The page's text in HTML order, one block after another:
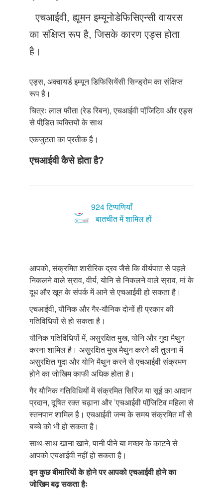
संपर्क करें
एचआईवी, ह्यूमन इम्यूनोडेफिसिएन्सी वायरस
का संक्षिप्त रूप है, जिसके कारण एड्स होता
है।
एड्स, अक्वायर्ड इम्यून डिफिसियेंसी सिन्ड्रोम का संक्षिप्त
रूप है।
चित्रः लाल फीता (रेड रिबन), एचआईवी पॉजि़टिव और एड्स
से पीडि़त व्यक्तियों के साथ
एकजुटता का प्रतीक है।
एचआईवी कैसे होता है?
924 टिप्पणियाँ
बातचीत में शामिल हों
आपको, संक्रमित शारीरिक द्रव जैसे कि वीर्यपात से पहले
निकलने वाले स्राव, वीर्य, योनि से निकलने वाले स्राव, मां के
दूध और खून के संपर्क में आने से एचआईवी हो सकता है।
एचआईवी, यौनिक और गैर-यौनिक दोनों ही प्रकार की
गतिविधियों से हो सकता है।
यौनिक गतिविधियों में, असुरक्षित मुख, योनि और गुदा मैथुन
करना शामिल है। असुरक्षित मुख मैथुन करने की तुलना में
असुरक्षित गुदा और योनि मैथुन करने से एचआईवी संक्रमण
होने का जोखिम काफी अधिक होता है।
गैर यौनिक गतिविधियों में संक्रमित सिरिंज या सूई का आदान
प्रदान, दूषित रक्त चढ़ाना और ’एचआईवी पॉजि़टिव महिला से
स्तनपान शामिल है। एचआईवी जन्म के समय संक्रमित माँ से
बच्चे को भी हो सकता है।
साथ-साथ खाना खाने, पानी पीने या मच्छर के काटने से
आपको एचआईवी नहीं हो सकता है।
इन कुछ बीमारियों के होने पर आपको एचआईवी होने का
जोखिम बढ़ सकता हैः